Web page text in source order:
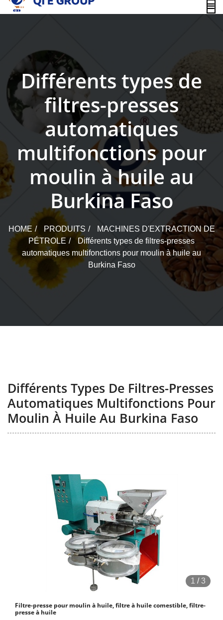
content
Différents types de
filtres-presses
automatiques
multifonctions pour
moulin à huile au
Burkina Faso
HOME PRODUITS
MACHINES D'EXTRACTION DE
PÉTROLE
Différents types de filtres-presses
automatiques multifonctions pour moulin à huile au
Burkina Faso
Différents Types De Filtres-Presses
Automatiques Multifonctions Pour
Moulin À Huile Au Burkina Faso
1 /3
Filtre-presse pour moulin à huile, filtre à huile comestible, filtre-
presse à huile